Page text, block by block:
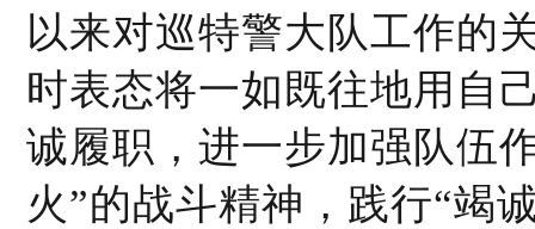
以来对巡特警大队工作的
时表态将一如既往地用自
诚履职，进一步加强队伍
火”的战斗精神，践行“竭